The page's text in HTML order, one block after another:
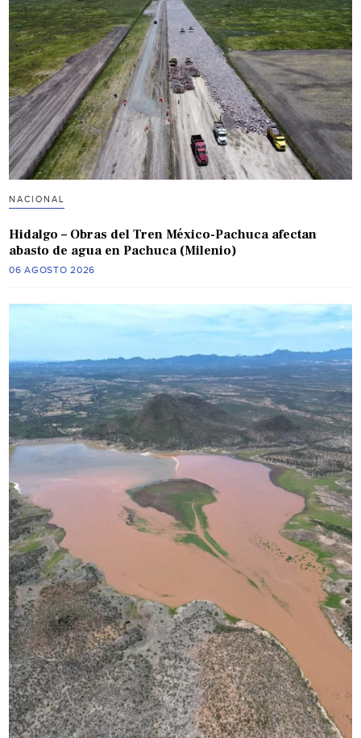
NACIONAL
Hidalgo – Obras del Tren México-Pachuca afectan
abasto de agua en Pachuca (Milenio)
06 AGOSTO 2026